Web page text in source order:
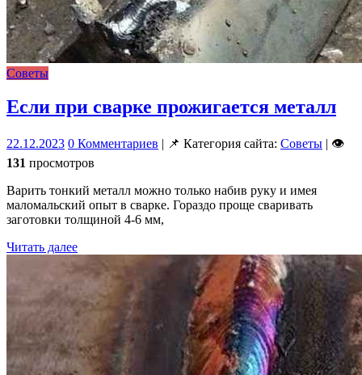
Советы
Если при сварке прожигается металл
22.12.2023 0 Комментариев | 📌 Категория сайта: Советы | 👁
131 просмотров
Варить тонкий металл можно только набив руку и имея
маломальский опыт в сварке. Гораздо проще сваривать
заготовки толщиной 4-6 мм,
Читать далее